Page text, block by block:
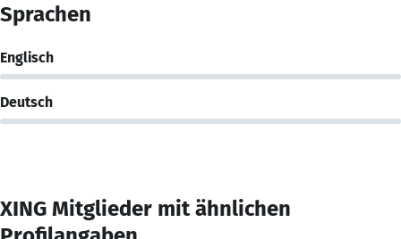
Sprachen
Englisch
Deutsch
XING Mitglieder mit ähnlichen